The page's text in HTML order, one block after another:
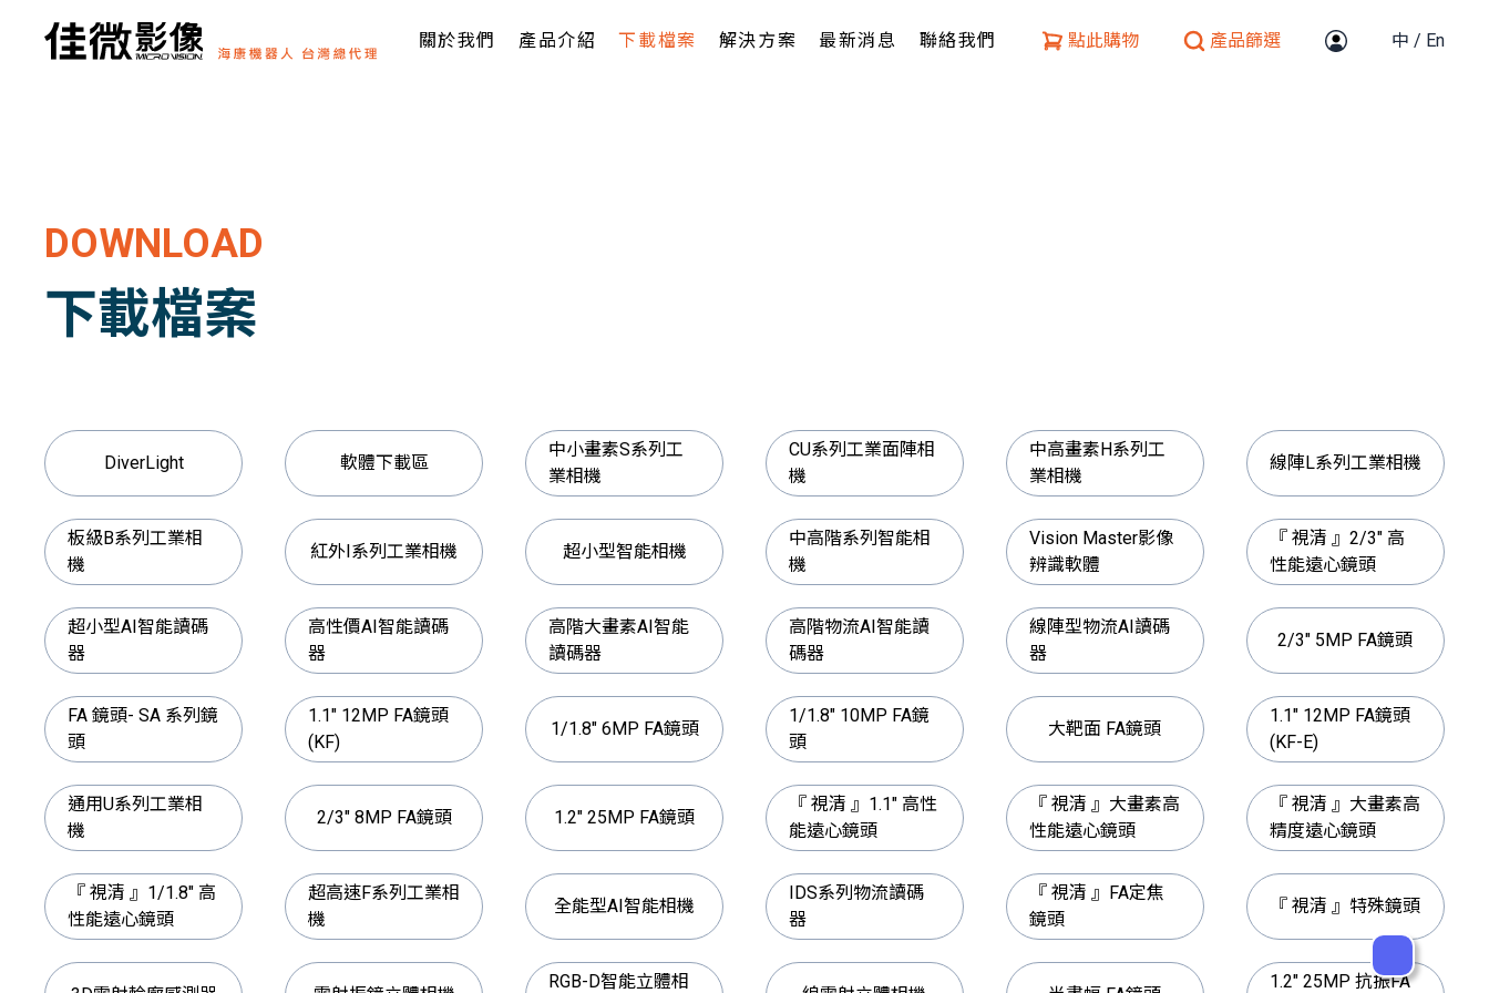
關於我們 產品介紹 下載檔案 解決方案 最新消息 聯絡我們 點此購物 產品篩選 中 / En
DOWNLOAD
下載檔案
DiverLight 軟體下載區
中小畫素S系列工
業相機
CU系列工業面陣相
機
中高畫素H系列工
業相機
線陣L系列工業相機
板級B系列工業相
機
紅外I系列工業相機 超小型智能相機
中高階系列智能相
機
Vision Master影像
辨識軟體
『 視清 』2/3" 高
性能遠心鏡頭
超小型AI智能讀碼
器
高性價AI智能讀碼
器
高階大畫素AI智能
讀碼器
高階物流AI智能讀
碼器
線陣型物流AI讀碼
器
2/3" 5MP FA鏡頭
FA 鏡頭- SA 系列鏡
頭
1.1" 12MP FA鏡頭
(KF)
1/1.8" 6MP FA鏡頭
1/1.8" 10MP FA鏡
頭
大靶面 FA鏡頭
1.1" 12MP FA鏡頭
(KF-E)
通用U系列工業相
機
2/3" 8MP FA鏡頭 1.2" 25MP FA鏡頭
『 視清 』1.1" 高性
能遠心鏡頭
『 視清 』大畫素高
性能遠心鏡頭
『 視清 』大畫素高
精度遠心鏡頭
『 視清 』1/1.8" 高
性能遠心鏡頭
超高速F系列工業相
機
全能型AI智能相機
IDS系列物流讀碼
器
『 視清 』FA定焦
鏡頭
『 視清 』特殊鏡頭
RGB-D智能立體相 1.2" 25MP 抗振FA